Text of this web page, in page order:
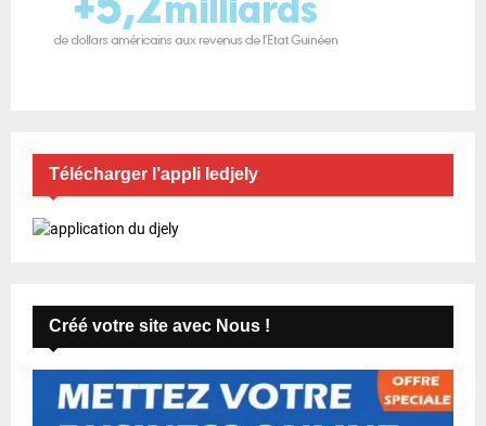
Télécharger l’appli ledjely
Créé votre site avec Nous !